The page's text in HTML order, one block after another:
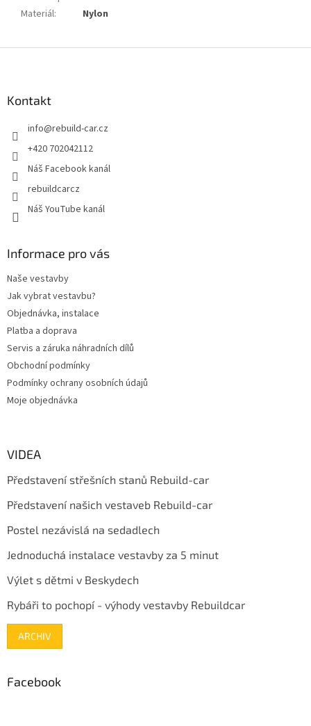
Materiál: Nylon
Kontakt
info@rebuild-car.cz
+420 702042112
Náš Facebook kanál
rebuildcarcz
Náš YouTube kanál
Informace pro vás
Naše vestavby
Jak vybrat vestavbu?
Objednávka, instalace
Platba a doprava
Servis a záruka náhradních dílů
Obchodní podmínky
Podmínky ochrany osobních údajů
Moje objednávka
VIDEA
Představení střešních stanů Rebuild-car
Představení našich vestaveb Rebuild-car
Postel nezávislá na sedadlech
Jednoduchá instalace vestavby za 5 minut
Výlet s dětmi v Beskydech
Rybáři to pochopí - výhody vestavby Rebuildcar
ARCHIV
Facebook